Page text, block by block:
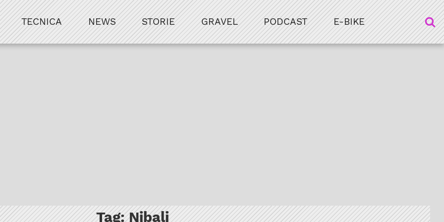
TECNICA NEWS STORIE GRAVEL PODCAST E-BIKE
Tag:Nibali